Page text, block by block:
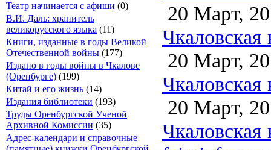
Театр начинается с афиши (0)
В.И. Даль: хранитель
великорусского языка (11)
Книги, изданные в годы Великой
Отечественной войны (177)
Издано в годы войны в Чкалове
(Оренбурге) (199)
Китай и его жизнь (14)
Издания библиотеки (193)
Труды Оренбургской Ученой
Архивной Комиссии (35)
Адрес-календари и справочные
20 Март,
20 Март,
20 Март,
Чкаловская